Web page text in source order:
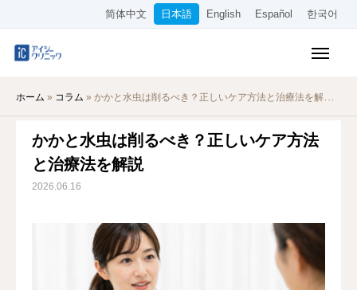
简体中文 日本語 English Español 한국어
ホーム » コラム » かかと水虫は削るべき？正しいケア方法と治療法を解説
かかと水虫は削るべき？正しいケア方法
と治療法を解説
2026.06.16
料金表
オンライン診療